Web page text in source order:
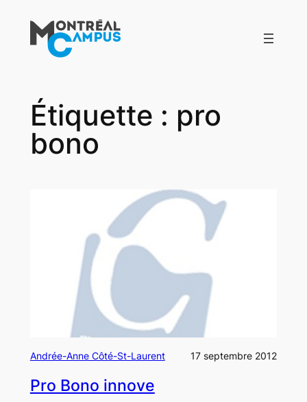
contenu
Étiquette : pro
bono
Andrée-Anne Côté-St-Laurent 17 septembre 2012
Pro Bono innove